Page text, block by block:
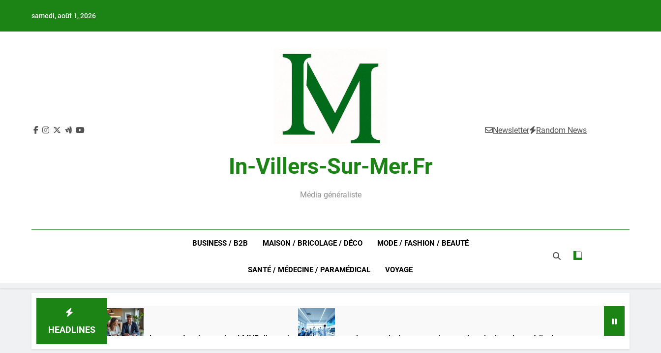
samedi, août 1, 2026
In-Villers-Sur-Mer.fr
Média généraliste
Newsletter Random News
BUSINESS / B2B MAISON / BRICOLAGE / DÉCO MODE / FASHION / BEAUTÉ
SANTÉ / MÉDECINE / PARAMÉDICAL VOYAGE
HEADLINES
Guide complet pour réussir un achat LMNP d’occasion
1 Semaine Ago
Ifdak : comprendre ses missions et son impact dans le domaine médical
4 Mois Ago